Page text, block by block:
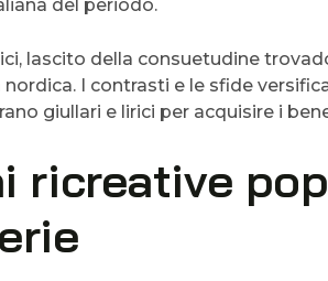
del periodo.
lascito della consuetudine
I contrasti e le sfide
giullari e lirici per acquisire i
ricreative